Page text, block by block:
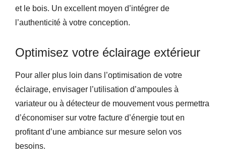
et le bois. Un excellent moyen d’intégrer de
l’authenticité à votre conception.
Optimisez votre éclairage extérieur
Pour aller plus loin dans l’optimisation de votre
éclairage, envisager l’utilisation d’ampoules à
variateur ou à détecteur de mouvement vous permettra
d’économiser sur votre facture d’énergie tout en
profitant d’une ambiance sur mesure selon vos
besoins.